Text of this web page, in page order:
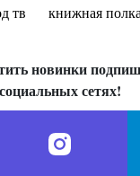
тв книжная
новинки
социальных сетях!